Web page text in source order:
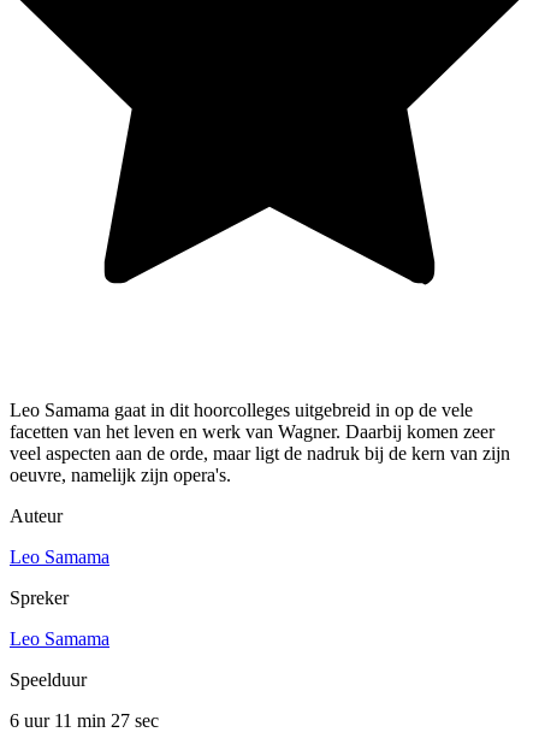
Leo Samama gaat in dit hoorcolleges uitgebreid in op de vele
facetten van het leven en werk van Wagner. Daarbij komen zeer
veel aspecten aan de orde, maar ligt de nadruk bij de kern van zijn
oeuvre, namelijk zijn opera's.
Auteur
Leo Samama
Spreker
Leo Samama
Speelduur
6 uur 11 min 27 sec